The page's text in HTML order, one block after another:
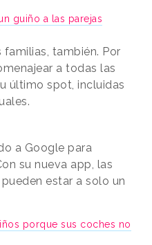
guiño a las parejas
familias, también. Por
a todas las
último spot, incluidas
a Google para
su nueva app, las
estar a solo un
porque sus coches no